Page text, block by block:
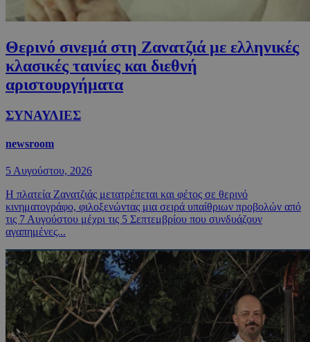
Θερινό σινεμά στη Ζανατζιά με ελληνικές
κλασικές ταινίες και διεθνή
αριστουργήματα
ΣΥΝΑΥΛΙΕΣ
newsroom
5 Αυγούστου, 2026
Η πλατεία Ζανατζιάς μετατρέπεται και φέτος σε θερινό
κινηματογράφο, φιλοξενώντας μια σειρά υπαίθριων προβολών από
τις 7 Αυγούστου μέχρι τις 5 Σεπτεμβρίου που συνδυάζουν
αγαπημένες...